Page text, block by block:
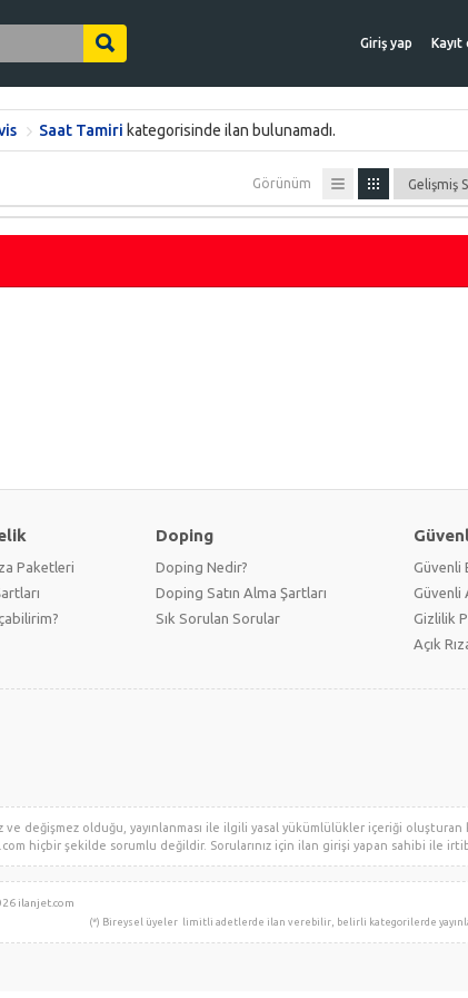
Giriş yap Kayıt
Saat Tamiri kategorisinde ilan bulunamadı.
Görünüm
Paketleri
Doping
Doping Nedir?
Doping Satın Alma Şartları
Sık Sorulan Sorular
Güvenli
Güvenli
Gizlilik
Açık
olduğu, yayınlanması ile ilgili yasal yükümlülükler içeriği oluşturan
hiçbir şekilde sorumlu değildir. Sorularınız için ilan girişi yapan sahibi ile
ilanjet.com
üyeler limitli adetlerde ilan verebilir, belirli kategorilerde